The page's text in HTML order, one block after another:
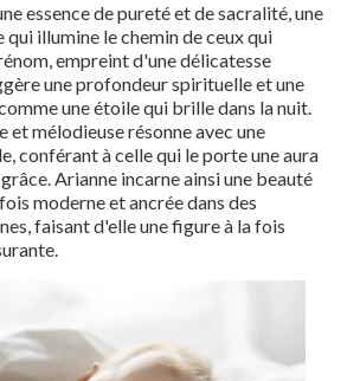
essence de pureté et de sacralité, une
illumine le chemin de ceux qui
empreint d'une délicatesse
une profondeur spirituelle et une
une étoile qui brille dans la nuit.
et mélodieuse résonne avec une
conférant à celle qui le porte une aura
Arianne incarne ainsi une beauté
moderne et ancrée dans des
faisant d'elle une figure à la fois